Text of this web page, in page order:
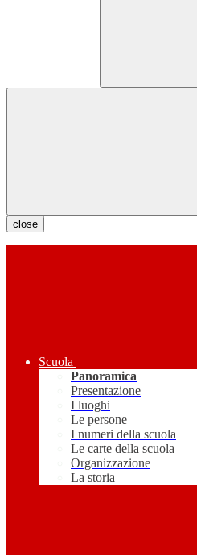
close
Scuola
Panoramica
Presentazione
I luoghi
Le persone
I numeri della scuola
Le carte della scuola
Organizzazione
La storia